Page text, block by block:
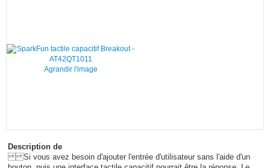
Agrandir l'image
Description de
Si vous avez besoin d'ajouter l'entrée d'utilisateur sans l'aide d'un